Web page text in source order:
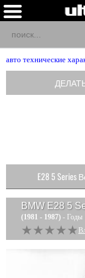
авто технические
BMW E28 5
(1981 - 1987) - Годы
★★★★★
★★★★★
E28 5 Series